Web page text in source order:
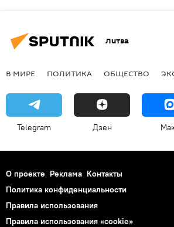
Литва
В МИРЕ ПОЛИТИКА ОБЩЕСТВО
Telegram Дзен
О проекте Реклама Контакты
Политика конфиденциальности
Правила использования
Правила использования «cookie»